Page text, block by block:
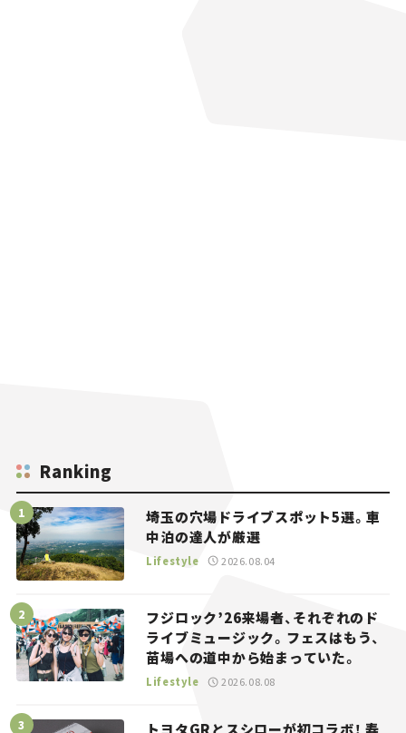
Ranking
埼玉の穴場ドライブスポット5選。車
中泊の達人が厳選
Lifestyle 2026.08.04
フジロック’26来場者、それぞれのド
ライブミュージック。フェスはもう、
苗場への道中から始まっていた。
Lifestyle 2026.08.08
トヨタGRとスシローが初コラボ！ 寿